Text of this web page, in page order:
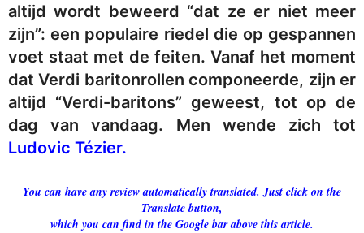
altijd wordt beweerd “dat ze er niet meer
zijn”: een populaire riedel die op gespannen
voet staat met de feiten. Vanaf het moment
dat Verdi baritonrollen componeerde, zijn er
altijd “Verdi-baritons” geweest, tot op de
dag van vandaag. Men wende zich tot
Ludovic Tézier.
You can have any review automatically translated. Just click on the
Translate button,
which you can find in the Google bar above this article.